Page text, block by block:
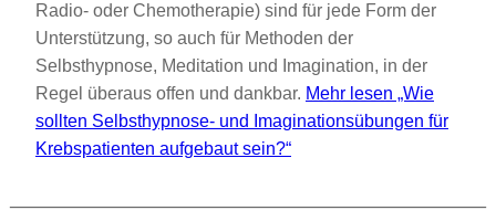
Radio- oder Chemotherapie) sind für jede Form der
Unterstützung, so auch für Methoden der
Selbsthypnose, Meditation und Imagination, in der
Regel überaus offen und dankbar. Mehr lesen „Wie
sollten Selbsthypnose- und Imaginationsübungen für
Krebspatienten aufgebaut sein?“